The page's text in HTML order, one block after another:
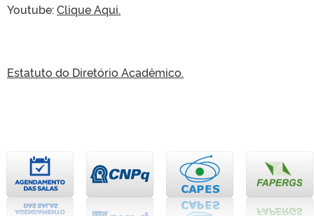
Youtube:Clique Aqui.
Estatuto do Diretório Acadêmico.